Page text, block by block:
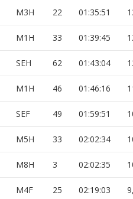
M3H 22 01:35:51
M1H 33 01:39:45
SEH 62 01:43:04
M1H 46 01:46:16
SEF 49 01:59:51
M5H 33 02:02:34
M8H 3 02:02:35
M4F 25 02:19:03